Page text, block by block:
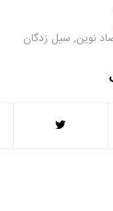
نوین, سیل زدگان